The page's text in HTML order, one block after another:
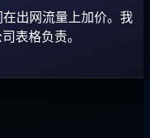
出网流量上加价。我
表格负责。